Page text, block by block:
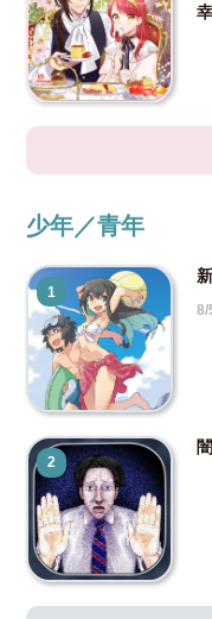
少年／青年
1
8/
2